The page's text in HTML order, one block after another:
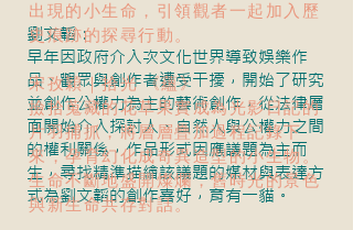
劉文韜：
早年因政府介入次文化世界導致娛樂作
品、觀眾與創作者遭受干擾，開始了研究
並創作公權力為主的藝術創作，從法律層
面開始介入探討人、自然人與公權力之間
的權利關係，作品形式因應議題為主而
生，尋找精準描繪該議題的媒材與表達方
式為劉文韜的創作喜好，育有一貓。
出現的小生命，引領觀者一起加入歷
史痕跡的探尋行動。
宋孜穎｜拾光 《蘊》
撿拾蒐藏的花草果實成為光影日記的
片羽捕抓，將層層疊加過程記錄下
來，孕育幻化成奇異造型的小生物。
生命不斷地盛開燦爛，舊時光的景色
與新生命共存對話。